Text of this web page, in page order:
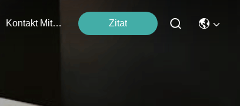
Kontakt Mit Uns Zitat